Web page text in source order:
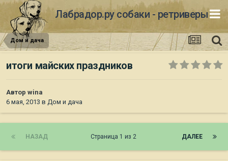
Лабрадор.ру собаки - ретриверы
Дом и дача
итоги майских праздников
Автор wina
6 мая, 2013 в Дом и дача
НАЗАД ДАЛЕЕ
Страница 1 из 2